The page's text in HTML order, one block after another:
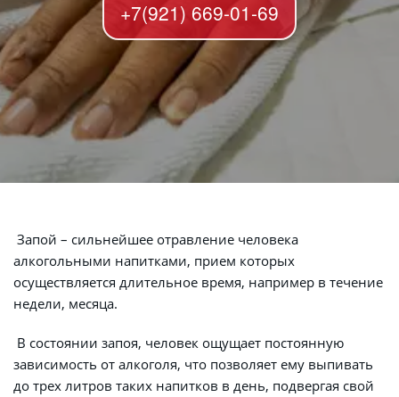
+7(921) 669-01-69
алкогольными напитками, прием которых
осуществляется длительное время, например в течение
недели, месяца.
зависимость от алкоголя, что позволяет ему выпивать
до трех литров таких напитков в день, подвергая свой